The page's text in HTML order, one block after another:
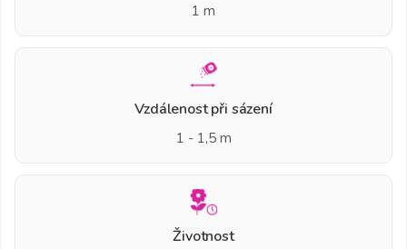
1 m
Vzdálenost při sázení
1 - 1,5 m
Životnost